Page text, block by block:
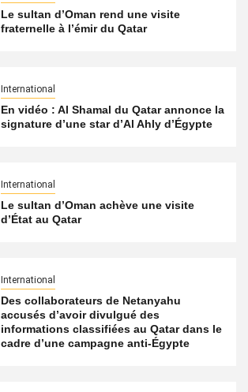
Le sultan d’Oman rend une visite
fraternelle à l’émir du Qatar
International
En vidéo : Al Shamal du Qatar annonce la
signature d’une star d’Al Ahly d’Égypte
International
Le sultan d’Oman achève une visite
d’État au Qatar
International
Des collaborateurs de Netanyahu
accusés d’avoir divulgué des
informations classifiées au Qatar dans le
cadre d’une campagne anti-Égypte